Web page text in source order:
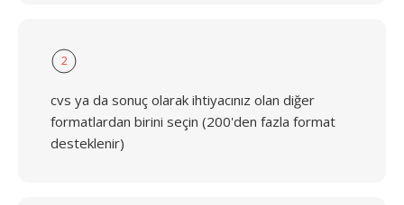
2
cvs ya da sonuç olarak ihtiyacınız olan diğer
formatlardan birini seçin (200'den fazla format
desteklenir)